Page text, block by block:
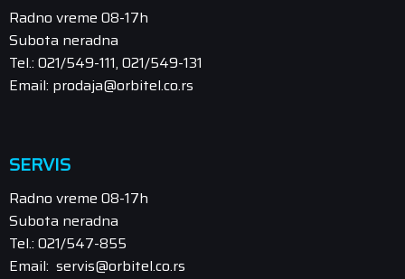
Radno vreme 08-17h
Subota neradna
Tel.: 021/549-111, 021/549-131
Email: prodaja@orbitel.co.rs
SERVIS
Radno vreme 08-17h
Subota neradna
Tel.: 021/547-855
Email: servis@orbitel.co.rs